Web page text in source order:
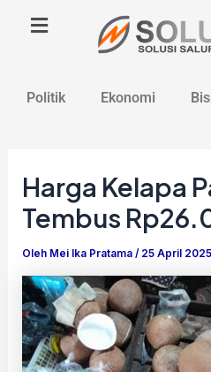
Politik Ekonomi
Harga Kelapa
Tembus
Oleh Mei Ika Pratama/ 25 April 2025
navigation